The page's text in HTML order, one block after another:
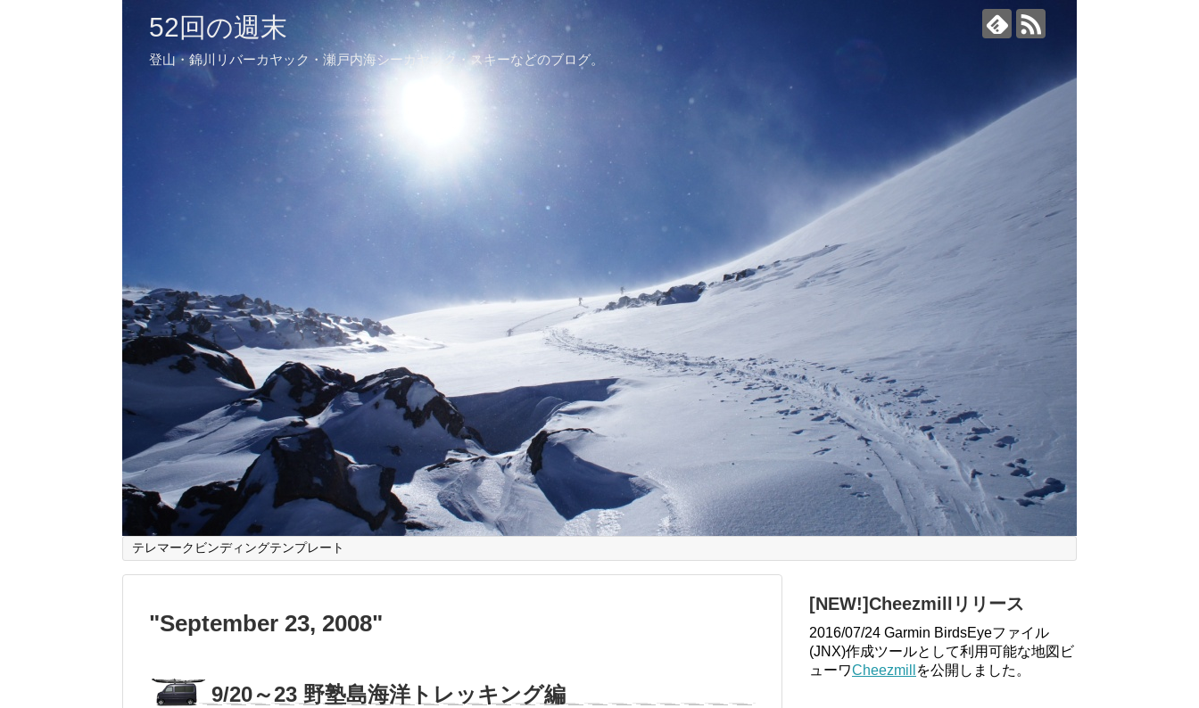
52回の週末
登山・錦川リバーカヤック・瀬戸内海シーカヤック・スキーなどのブログ。
テレマークビンディングテンプレート
"September 23, 2008"
9/20～23 野塾島海洋トレッキング編
[NEW!]Cheezmillリリース
2016/07/24 Garmin BirdsEyeファイル
(JNX)作成ツールとして利用可能な地図ビ
ューワCheezmill を公開しました。